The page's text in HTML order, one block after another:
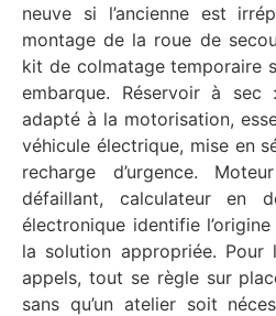
neuve si l’ancienne est
montage de la roue de
kit de colmatage temporaire
embarque. Réservoir à
adapté à la motorisation,
véhicule électrique, mise en
recharge d’urgence.
défaillant, calculateur en
électronique identifie
la solution appropriée. Pour
appels, tout se règle sur
sans qu’un atelier soit